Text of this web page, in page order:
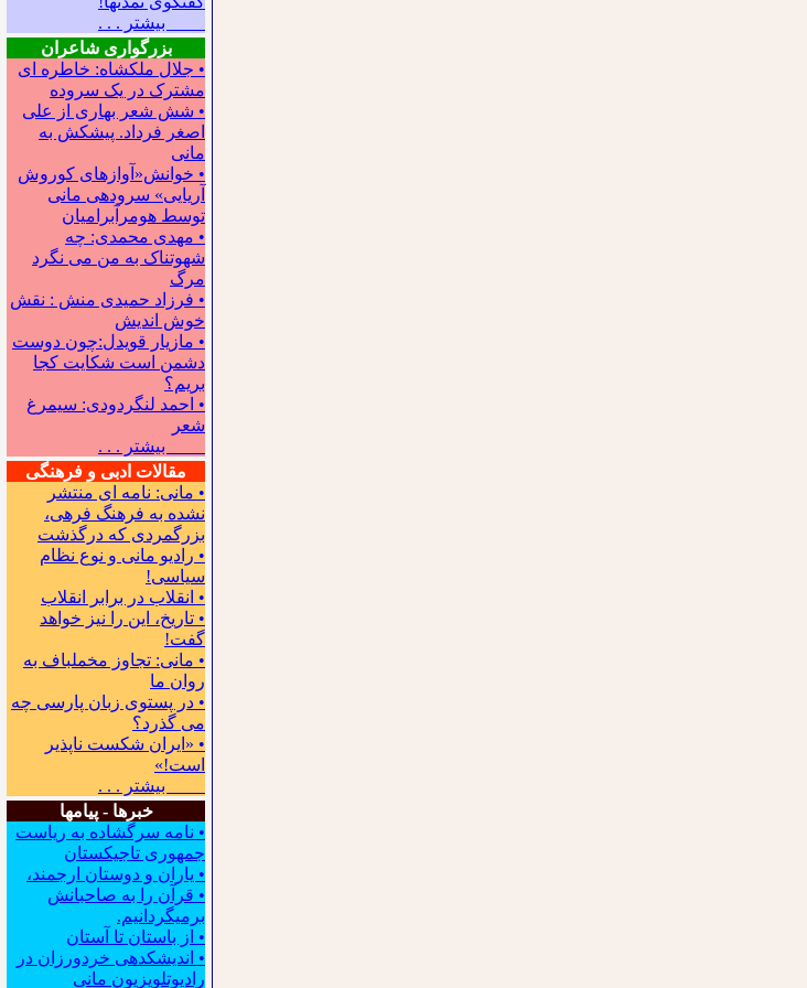
بیشتر . . .
بزرگواری شاعران
• جلال ملکشاه: خاطره ای
مشترک در یک سروده
• شش شعر بهاری از علی
اصغر فرداد. پیشکش به
مانی
• خوانش«آوازهای کوروش
آریایی» سروده‍ی مانی
توسط هومرآبرامیان
• مهدی محمدی: چه
شهوتناک به من می نگرد
مرگ
• فرزاد حمیدی منش : نقش
خوش اندیش
• مازیار قویدل:چون دوست
دشمن است شکایت کجا
بریم؟
• احمد لنگردودی: سیمرغ
شعر
بیشتر . . .
مقالات ادبی و فرهنگی
• مانی: نامه ای منتشر
نشده به فرهنگ فرهی،
بزرگمردی که درگذشت
• رادیو مانی و نوع نظام
سیاسی!
• انقلاب در برابر انقلاب
• تاریخ، این را نیز خواهد
گفت!
• مانی: تجاوز مخملباف به
روان ما
• در پستوی زبان پارسی چه
می گذرد؟
• «ایران شکست ناپذیر
است!»
بیشتر . . .
خبرها - پیامها
• نامه سرگشاده به ریاست
جمهوری تاجیکستان
• یاران و دوستان ارجمند،
• قرآن را به صاحبانش
برمیگردانیم.
• از باستان تا آستان
• اندیشکده‍ی خردورزان در
رادیوتلویزیون مانی